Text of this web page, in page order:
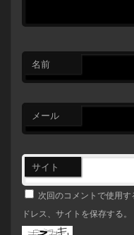
名前
メール
サイト
次回のコメントで使用
ドレス、サイトを保存する。